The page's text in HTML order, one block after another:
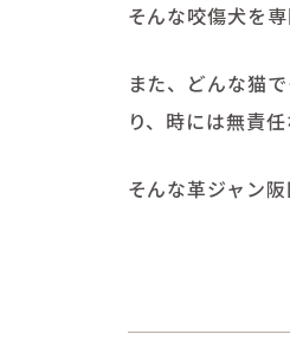
そんな咬傷犬を
また、どんな猫
り、時には無責
そんな革ジャン